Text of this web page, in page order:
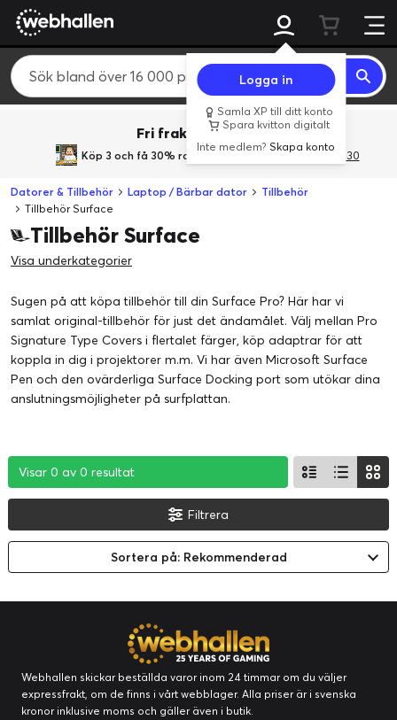
Logga in
Samla XP till ditt konto
Spara kvitton digitalt
Inte medlem?Skapa konto
Fri frakt över 800 kr.
Köp 3 och få 30% rabatt med rabattkoden 3Gives30
Datorer & Tillbehör Laptop / Bärbar dator
Tillbehör
Tillbehör Surface
Tillbehör Surface
Visa underkategorier
Sugen på att köpa tillbehör till din Surface Pro? Här har vi
samlat original-tillbehör för just det ändamålet. Välj mellan Pro
Signature Type Covers i flertalet färger, köp adaptrar för att
koppla in dig i projektorer m.m. Vi har även Microsoft Surface
Pen och den ovärderliga Surface Docking port som utökar dina
anslutningsmöjligheter på surfplattan.
Visar 0 av 0 resultat
Visar 0 av 0 resultat
Visar 0 av 0 resultat
Filtrera
Sortera på: Rekommenderad
Webhallen skickar beställda varor inom 24 timmar om du väljer
expressfrakt, om de finns i vårt webblager. Alla priser är i svenska
kronor inklusive moms och gäller även i butik.